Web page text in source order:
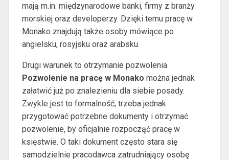
mają m.in. międzynarodowe banki, firmy z branży
morskiej oraz developerzy. Dzięki temu pracę w
Monako znajdują także osoby mówiące po
angielsku, rosyjsku oraz arabsku.
Drugi warunek to otrzymanie pozwolenia.
Pozwolenie na pracę w Monako można jednak
załatwić już po znalezieniu dla siebie posady.
Zwykle jest to formalność, trzeba jednak
przygotować potrzebne dokumenty i otrzymać
pozwolenie, by oficjalnie rozpocząć pracę w
księstwie. O taki dokument często stara się
samodzielnie pracodawca zatrudniający osobę